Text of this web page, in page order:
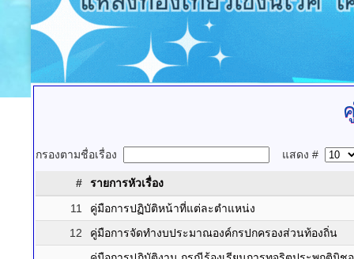
กรองตามชื่อเรื่อง แสดง #
#
รายการหัวเรื่อง
11
คู่มือการปฏิบัติหน้าที่แต่ละตำแหน่ง
12
คู่มือการจัดทำงบประมาณองค์กรปกครองส่วนท้องถิ่น